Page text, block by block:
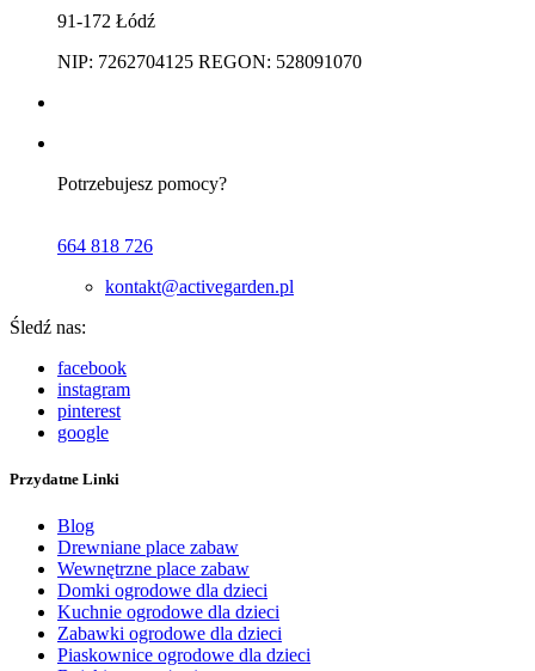
91-172 Łódź
NIP: 7262704125 REGON: 528091070
Potrzebujesz pomocy?
664 818 726
kontakt@activegarden.pl
Śledź nas:
facebook
instagram
pinterest
google
Przydatne Linki
Blog
Drewniane place zabaw
Wewnętrzne place zabaw
Domki ogrodowe dla dzieci
Kuchnie ogrodowe dla dzieci
Zabawki ogrodowe dla dzieci
Piaskownice ogrodowe dla dzieci